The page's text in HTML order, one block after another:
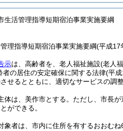
生活管理指導短期宿泊事業実施要綱
理指導短期宿泊事業実施要綱(平成17
示は、高齢者を、老人福祉施設(老人
者の居住の安定確保に関する法律(平
せるとともに、適切なサービスの調
体は、美作市とする。 ただし、市長が
ができる。
象者は、市内に住所を有するおおむ